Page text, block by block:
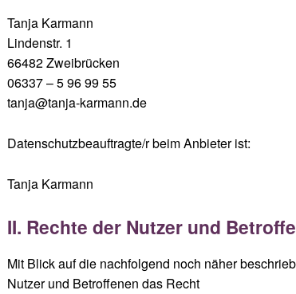
Tanja Karmann
Lindenstr. 1
66482 Zweibrücken
06337 – 5 96 99 55
tanja@tanja-karmann.de
Datenschutzbeauftragte/r beim Anbieter ist:
Tanja Karmann
II. Rechte der Nutzer und
Mit Blick auf die nachfolgend noch näher
Nutzer und Betroffenen das Recht